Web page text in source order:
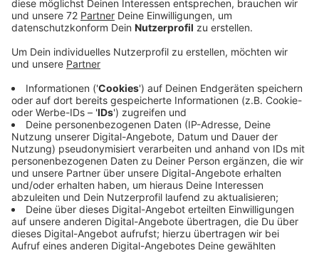
Auf den Feldern ist es derzeit noch recht ruhig. Das
Team des Spargelbauers Austerschulte in der
Dülmener Bauerschaft Daldrup sticht nur rund 100
kilogramm Spargel pro Tag. Die Dämme unter den
Folien heizen sich nach und nach auf und lassen die
Spargelstangen wachsen. Jetzt muss nur noch die
Sonne tüchtig scheinen. Nach einer turbulenten und
teils verlustreichen vergangenen Saison hoffen die
Spargelbauern im Kreis, dass dieses Jahr besser
verläuft. Mit der Einreise der Helfer dürfte es auch
besser klappen. Kommen darf nur, wer ein negatives
Test-Ergebnis hat. Eine bittere Pille ist es, dass es